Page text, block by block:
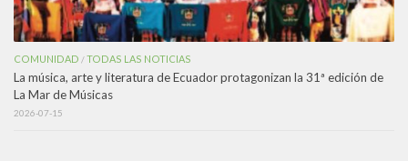
COMUNIDAD /TODAS LAS NOTICIAS
La música, arte y literatura de Ecuador protagonizan la 31ª edición de
La Mar de Músicas
2026-07-15